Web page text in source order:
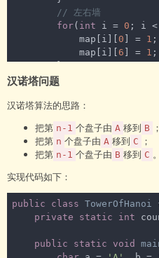
// 左右墙
for( int i = 0 ; i <
            map[i][
0 ] = 1 ;
            map[i][
6 ] = 1 ;
// 障碍物
        map[
3][
        print(map);
        run(map,
1 , 1);
        print(map);
    }
/**
     * 走法
汉诺塔问题
汉诺塔算法的思路：
把第 n-1 个盘子由 A 移到 B ；
把第 n 个盘子由 A 移到 C
；
把第 n-1 个盘子由 B 移到 C 。
实现代码如下：
public class TowerOfHanoi
private
static int
public static void